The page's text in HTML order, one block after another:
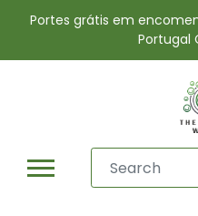
Portes grátis em
Portugal